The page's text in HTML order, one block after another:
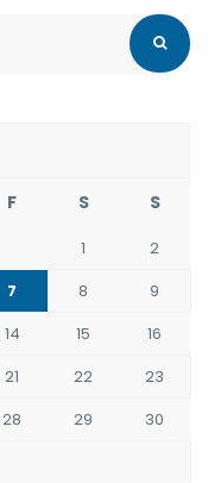
F S S
1
2
7 8
9
14 15
16
21 22
23
28 29
30